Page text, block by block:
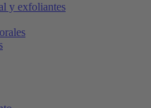
y exfoliantes